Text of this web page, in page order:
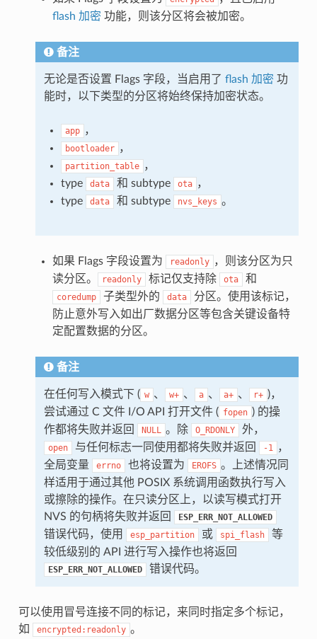
flash 加密 功能，则该分区将会被加密。
备注
无论是否设置 Flags 字段，当启用了 flash 加密 功
能时，以下类型的分区将始终保持加密状态。
app ，
bootloader ，
partition_table ，
type
data 和 subtype ota ，
type
data 和 subtype nvs_keys 。
如果 Flags 字段设置为 readonly ，则该分区为只
读分区。
readonly 标记仅支持除 ota 和
coredump 子类型外的 data
分区。使用该标记，
防止意外写入如出厂数据分区等包含关键设备特
定配置数据的分区。
备注
在任何写入模式下 ( w 、 w+ 、 a 、 a+ 、 r+ )，
尝试通过 C 文件 I/O API 打开文件 ( fopen ) 的操
作都将失败并返回
NULL 。除 O_RDONLY 外，
open 与任何标志一同使用都将失败并返回 -1 ，
全局变量
errno 也将设置为 EROFS 。上述情况同
样适用于通过其他 POSIX 系统调用函数执行写入
或擦除的操作。在只读分区上，以读写模式打开
NVS 的句柄将失败并返回
ESP_ERR_NOT_ALLOWED
错误代码，使用 esp_partition 或 spi_flash
等
较低级别的 API 进行写入操作也将返回
ESP_ERR_NOT_ALLOWED 错误代码。
可以使用冒号连接不同的标记，来同时指定多个标记，
如
encrypted:readonly 。